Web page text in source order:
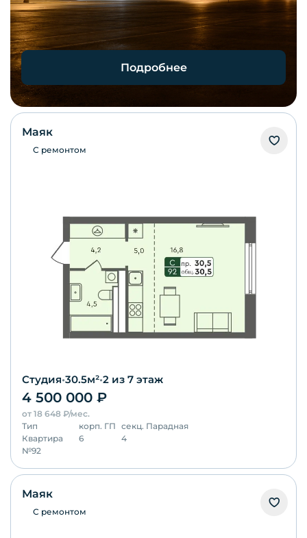
Подробнее
Маяк
С ремонтом
Студия•30.5м²•2 из 7 этаж
4 500 000 ₽
от 18 648 ₽/мес.
Тип
Квартира
корп. ГП
6
секц. Парадная
4
№92
Маяк
С ремонтом